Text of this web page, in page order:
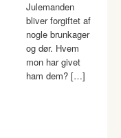
Julemanden
bliver forgiftet af
nogle brunkager
og dør. Hvem
mon har givet
ham dem? […]